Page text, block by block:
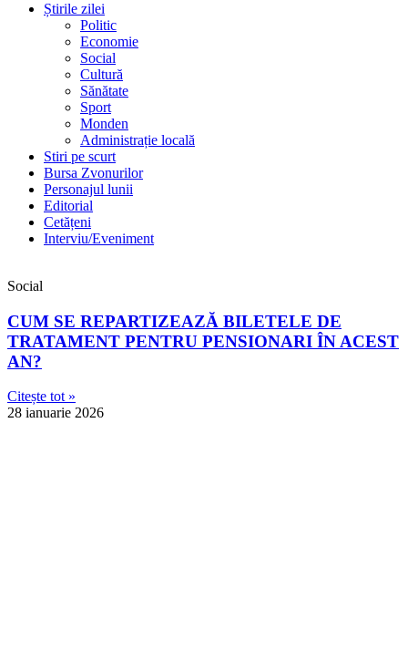
Știrile zilei
Politic
Economie
Social
Cultură
Sănătate
Sport
Monden
Administrație locală
Stiri pe scurt
Bursa Zvonurilor
Personajul lunii
Editorial
Cetățeni
Interviu/Eveniment
Social
CUM SE REPARTIZEAZĂ BILETELE DE
TRATAMENT PENTRU PENSIONARI ÎN ACEST
AN?
Citește tot »
28 ianuarie 2026